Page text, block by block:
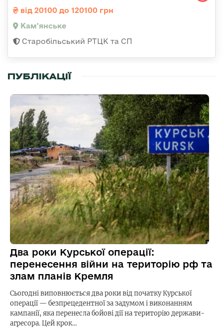
від 20100 до 120100 грн
Кам'янське
Старобільський РТЦК та СП
ПУБЛІКАЦІЇ
Два роки Курської операції:
перенесення війни на територію рф та
злам планів Кремля
Сьогодні виповнюється два роки від початку Курської
операції — безпрецедентної за задумом і виконанням
кампанії, яка перенесла бойові дії на територію держави-
агресора. Цей крок…